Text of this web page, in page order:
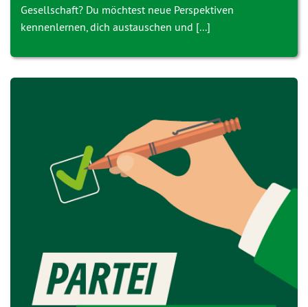
Gesellschaft? Du möchtest neue Perspektiven
kennenlernen, dich austauschen und [...]